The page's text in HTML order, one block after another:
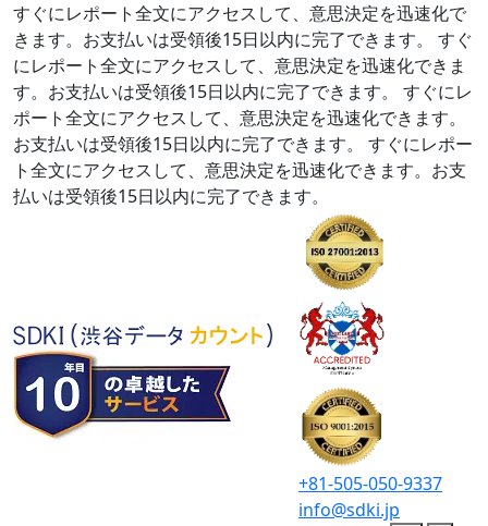
すぐにレポート全文にアクセスして、意思決定を迅速化で
きます。お支払いは受領後15日以内に完了できます。
すぐ
にレポート全文にアクセスして、意思決定を迅速化できま
す。お支払いは受領後15日以内に完了できます。
すぐにレ
ポート全文にアクセスして、意思決定を迅速化できます。
お支払いは受領後15日以内に完了できます。
すぐにレポー
ト全文にアクセスして、意思決定を迅速化できます。お支
払いは受領後15日以内に完了できます。
+81-505-050-9337
info@sdki.jp